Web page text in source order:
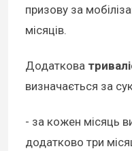
призову за
місяців.
Додаткова
визначається за
- за кожен місяць
додатково три